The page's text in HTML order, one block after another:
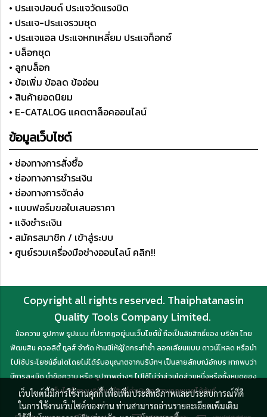
• ประแจปอนด์ ประแจวัดแรงบิด
• ประแจ-ประแจรวมชุด
• ประแจแอล ประแจหกเหลี่ยม ประแจท็อกซ์
• บล็อกชุด
• ลูกบล็อก
• ข้อเพิ่ม ข้อลด ข้ออ่อน
• สินค้ายอดนิยม
• E-CATALOG แคตตาล็อคออนไลน์
ข้อมูลเว็บไซต์
• ช่องทางการสั่งซื้อ
• ช่องทางการชำระเงิน
• ช่องทางการจัดส่ง
• แบบฟอร์มขอใบเสนอราคา
• แจ้งชำระเงิน
• สมัครสมาชิก / เข้าสู่ระบบ
• ศูนย์รวมเครื่องมือช่างออนไลน์ คลิก!!
Copyright all rights reserved. Thaiphatanasin
Quality Tools Company Limited.
ข้อความ รูปภาพ รูปแบบ ที่ปรากฏอยู่บนเว็บไซต์นี้ ถือเป็นลิขสิทธิ์ของ บริษัท ไทย
พัฒนสิน ควอลิตี้ ทูลส์ จำกัด ห้ามมิให้ผู้ใดกระทำซ้ำ ลอกเลียนแบบ ดาวน์โหลด หรือนำ
ไปใช้ประโยชน์อื่นใดโดยไม่ได้รับอนุญาตจากบริษัทฯ เป็นลายลักษณ์อักษร หากพบว่า
มีการละเมิด นำข้อความ หรือ รูปภาพต่างๆ ไปใช้ไม่ว่าส่วนใดส่วนหนึ่งหรือทั้งหมดของ
เว็บไซต์ ทางบริษัทฯ มีสิทธิ์ดำเนินการตามกฎหมายได้ทันที
เว็บไซต์นี้มีการใช้งานคุกกี้ เพื่อเพิ่มประสิทธิภาพและประสบการณ์ที่ดี
ในการใช้งานเว็บไซต์ของท่าน ท่านสามารถอ่านรายละเอียดเพิ่มเติม